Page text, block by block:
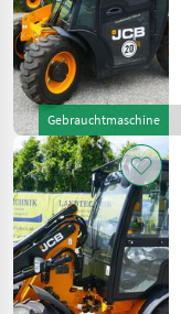
Gebrauchtmaschine